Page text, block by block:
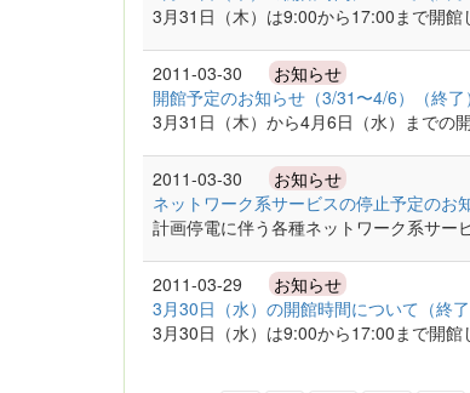
3月31日（木）は9:00から17:00まで開館
2011-03-30 お知らせ
開館予定のお知らせ（3/31〜4/6）（終了）
3月31日（木）から4月6日（水）までの
2011-03-30 お知らせ
ネットワーク系サービスの停止予定のお
計画停電に伴う各種ネットワーク系サー
2011-03-29 お知らせ
3月30日（水）の開館時間について（終了
3月30日（水）は9:00から17:00まで開館